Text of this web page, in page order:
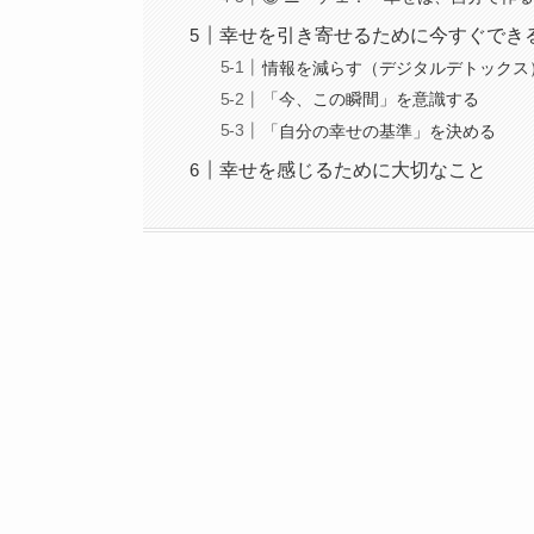
幸せを引き寄せるために今すぐでき
情報を減らす（デジタルデトックス
「今、この瞬間」を意識する
「自分の幸せの基準」を決める
幸せを感じるために大切なこと